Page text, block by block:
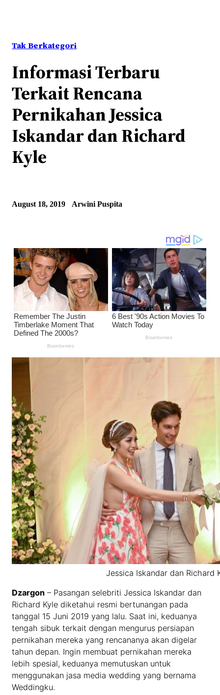
Tak Berkategori
Informasi Terbaru
Terkait Rencana
Pernikahan Jessica
Iskandar dan Richard
Kyle
August 18, 2019 Arwini Puspita
Jessica Iskandar dan Richard
Dzargon – Pasangan selebriti Jessica Iskandar dan
Richard Kyle diketahui resmi bertunangan pada
tanggal 15 Juni 2019 yang lalu. Saat ini, keduanya
tengah sibuk terkait dengan mengurus persiapan
pernikahan mereka yang rencananya akan digelar
tahun depan. Ingin membuat pernikahan mereka
lebih spesial, keduanya memutuskan untuk
menggunakan jasa media wedding yang bernama
Weddingku.